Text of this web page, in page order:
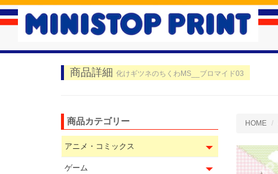
商品詳細 化けギツネのちくわMS__ブロマイド03
HOME
商品カテゴリー
アニメ・コミックス
ゲーム